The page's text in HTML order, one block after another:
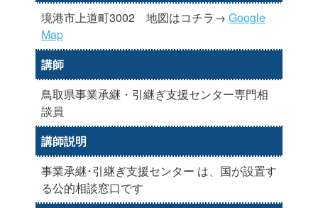
境港市上道町3002 地図はコチラ→ Google
Map
講師
鳥取県事業承継・引継ぎ支援センター専門相
談員
講師説明
事業承継･引継ぎ支援センター は、国が設置す
る公的相談窓口です